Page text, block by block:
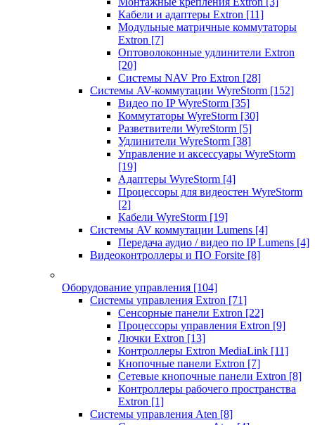
Кабели и адаптеры Extron [11]
Модульные матричные коммутаторы
Extron [7]
Оптоволоконные удлинители Extron
[20]
Системы NAV Pro Extron [28]
Системы AV-коммутации WyreStorm [152]
Видео по IP WyreStorm [35]
Коммутаторы WyreStorm [30]
Разветвители WyreStorm [5]
Удлинители WyreStorm [38]
Управление и аксессуары WyreStorm
[19]
Адаптеры WyreStorm [4]
Процессоры для видеостен WyreStorm
[2]
Кабели WyreStorm [19]
Системы AV коммутации Lumens [4]
Передача аудио / видео по IP Lumens [4]
Видеоконтроллеры и ПО Forsite [8]
Оборудование управления [104]
Системы управления Extron [71]
Сенсорные панели Extron [22]
Процессоры управления Extron [9]
Лючки Extron [13]
Контроллеры Extron MediaLink [11]
Кнопочные панели Extron [7]
Сетевые кнопочные панели Extron [8]
Контроллеры рабочего пространства
Extron [1]
Системы управления Aten [8]